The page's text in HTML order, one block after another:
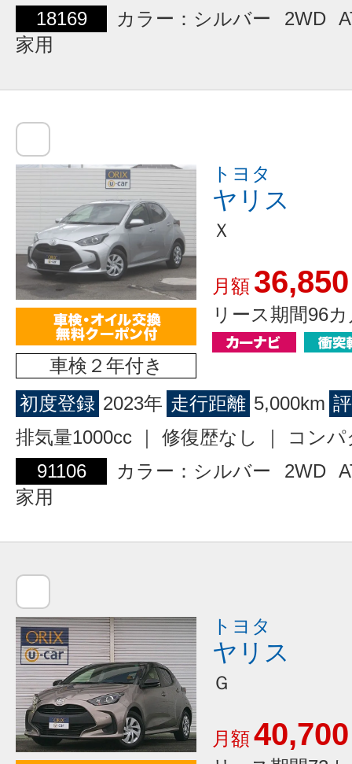
18169
カラー：シルバー 2WD
家用
車検２年付き
トヨタ
ヤリス
Ｘ
月額 36,850
リース期間96
初度登録 2023年 走行距離 5,000km
排気量1000cc ｜ 修復歴なし ｜ コン
91106
カラー：シルバー 2WD
家用
トヨタ
ヤリス
Ｇ
月額40,700